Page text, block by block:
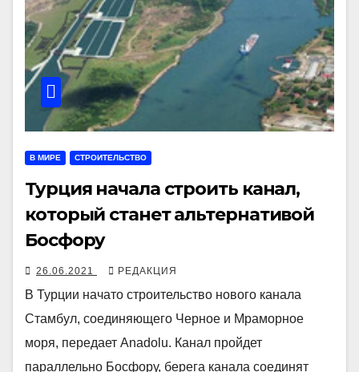
В МИРЕ СТРОИТЕЛЬСТВО
Турция начала строить канал,
который станет альтернативой
Босфору
26.06.2021 РЕДАКЦИЯ
В Турции начато строительство нового канала
Стамбул, соединяющего Черное и Мраморное
моря, передает Anadolu. Канал пройдет
параллельно Босфору, берега канала соединят